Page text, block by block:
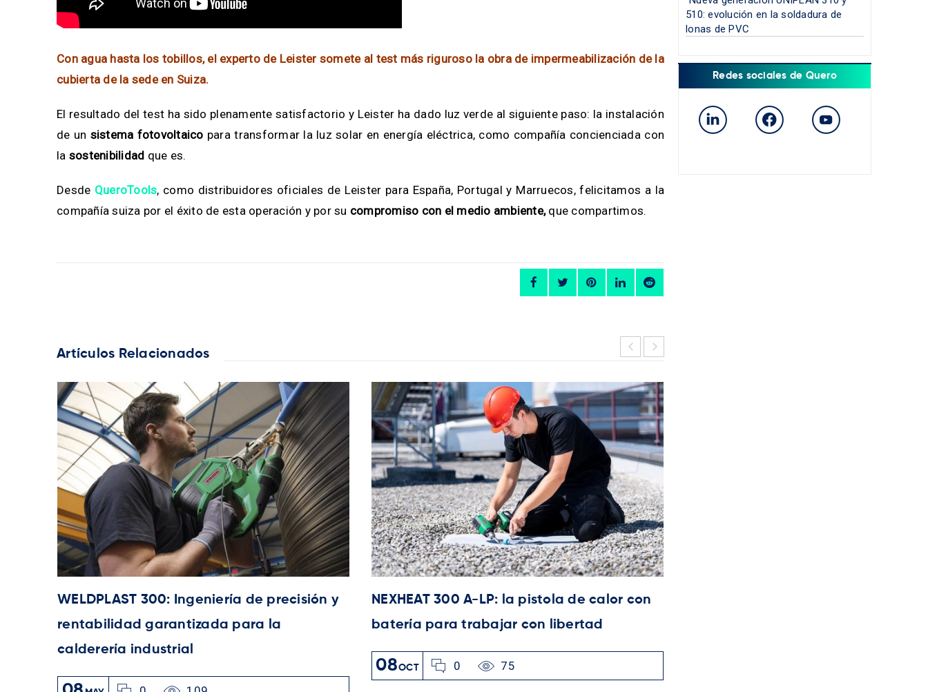
Con agua hasta los tobillos, el experto de Leister somete al test más riguroso la obra de impermeabilización de la
cubierta de la sede en Suiza.
El resultado del test ha sido plenamente satisfactorio y Leister ha dado luz verde al siguiente paso: la instalación
de un sistema fotovoltaico para transformar la luz solar en energía eléctrica, como compañía concienciada con
la sostenibilidad que es.
Desde QueroTools, como distribuidores oficiales de Leister para España, Portugal y Marruecos, felicitamos a la
compañía suiza por el éxito de esta operación y por su compromiso con el medio ambiente,que compartimos.
Artículos Relacionados
WELDPLAST 300: Ingeniería de precisión y
rentabilidad garantizada para la
calderería industrial
NEXHEAT 300 A-LP: la pistola de calor con
batería para trabajar con libertad
08OCT 0 75
510: evolución en la soldadura de
lonas de PVC
Redes sociales de Quero